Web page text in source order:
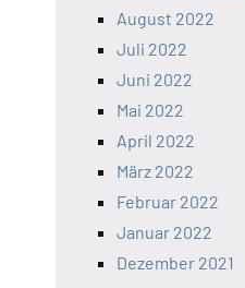
August 2022
Juli 2022
Juni 2022
Mai 2022
April 2022
März 2022
Februar 2022
Januar 2022
Dezember 2021